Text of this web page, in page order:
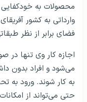
محصولات به
وارداتی به کشور
فضای برابر از نظر
اجازه کار وی تنها در
می‌شود و افراد بدون
به کار شوند. ورود به
حتی می‌تواند از